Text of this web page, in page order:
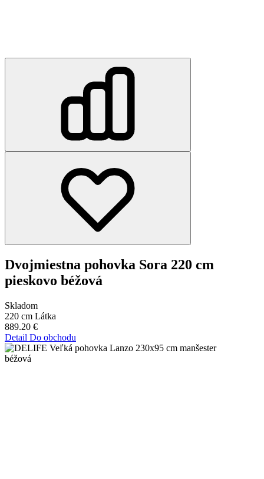
Dvojmiestna pohovka Sora 220 cm
pieskovo béžová
Skladom
220 cm Látka
889.20 €
Detail Do obchodu